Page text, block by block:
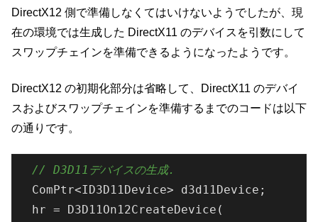
DirectX12 側で準備しなくてはいけないようでしたが、現
在の環境では生成した DirectX11 のデバイスを引数にして
スワップチェインを準備できるようになったようです。
DirectX12 の初期化部分は省略して、DirectX11 のデバイ
スおよびスワップチェインを準備するまでのコードは以下
の通りです。
// D3D11デバイスの生成.
  ComPtr<ID3D11Device> d3d11Device;
  hr = D3D11On12CreateDevice(